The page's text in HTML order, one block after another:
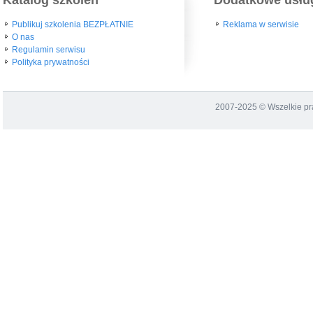
Publikuj szkolenia BEZPŁATNIE
O nas
Regulamin serwisu
Polityka prywatności
Reklama w serwisie
2007-2025 © Wszelkie